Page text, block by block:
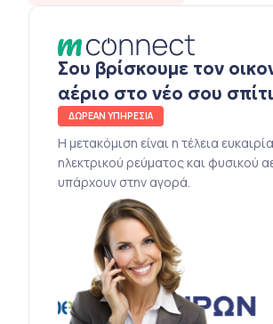
Σου βρίσκουμε τον
αέριο στο νέο σου
ΔΩΡΕΑΝ ΥΠΗΡΕΣΙΑ
Η μετακόμιση είναι η τέλεια
ηλεκτρικού ρεύματος και φυσικού
υπάρχουν στην αγορά.